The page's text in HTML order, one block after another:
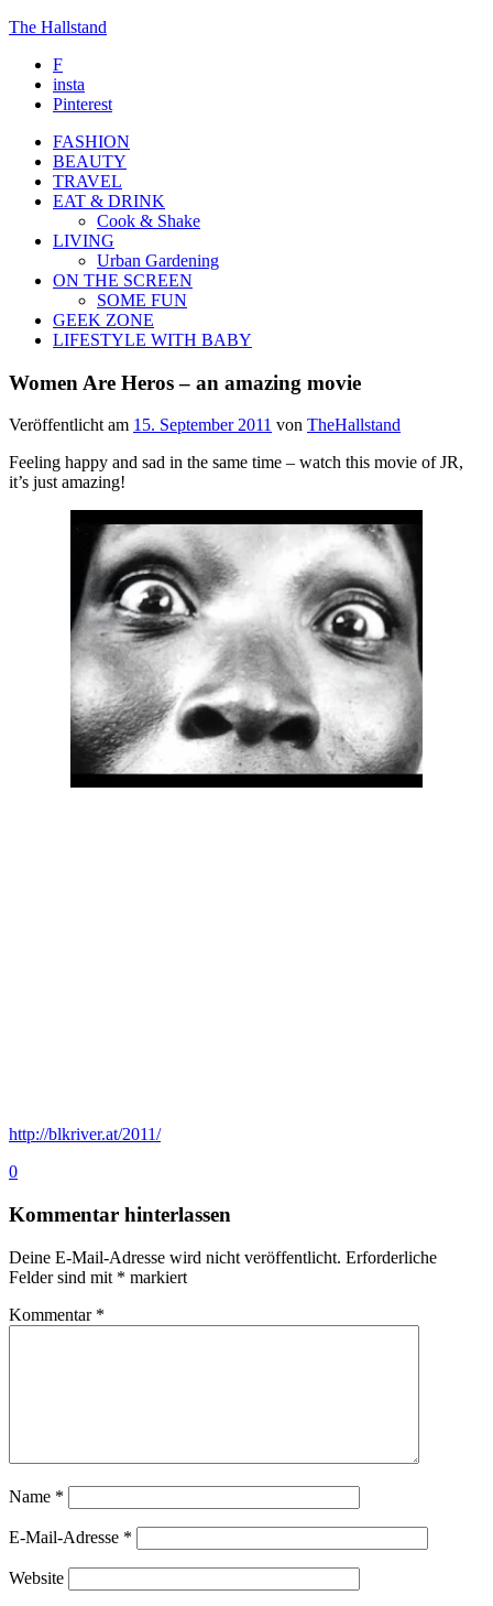
The Hallstand
F
insta
Pinterest
FASHION
BEAUTY
TRAVEL
EAT & DRINK
Cook & Shake
LIVING
Urban Gardening
ON THE SCREEN
SOME FUN
GEEK ZONE
LIFESTYLE WITH BABY
Women Are Heros – an amazing movie
Veröffentlicht am 15. September 2011 von TheHallstand
Feeling happy and sad in the same time – watch this movie of JR,
it’s just amazing!
http://blkriver.at/2011/
0
Kommentar hinterlassen
Deine E-Mail-Adresse wird nicht veröffentlicht. Erforderliche
Felder sind mit * markiert
Kommentar *
Name *
E-Mail-Adresse *
Website